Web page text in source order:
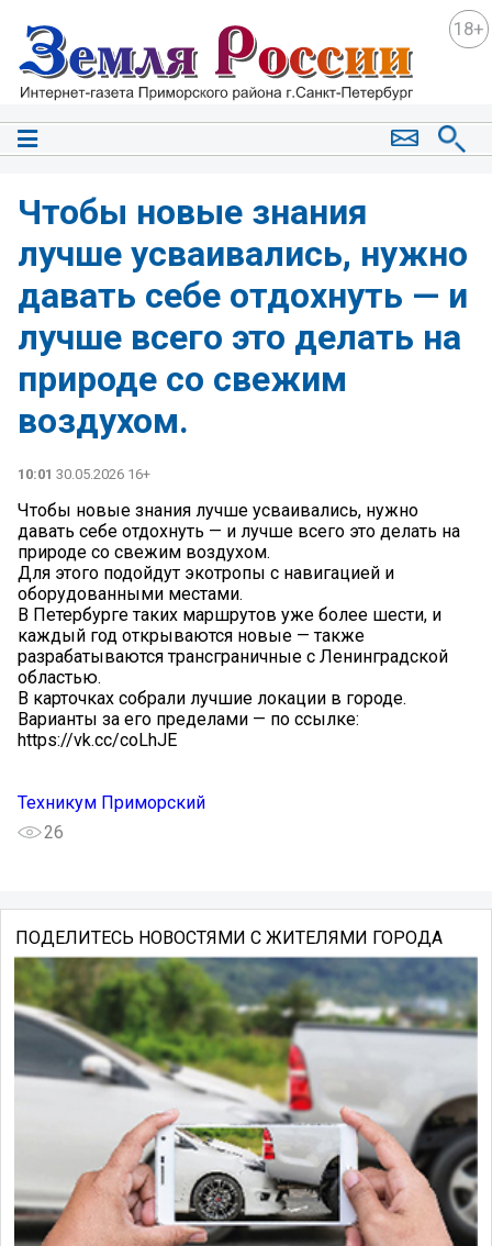
18+
Чтобы новые знания
лучше усваивались, нужно
давать себе отдохнуть — и
лучше всего это делать на
природе со свежим
воздухом.
10:01 30.05.2026 16+
Чтобы новые знания лучше усваивались, нужно
давать себе отдохнуть — и лучше всего это делать на
природе со свежим воздухом.
Для этого подойдут экотропы с навигацией и
оборудованными местами.
В Петербурге таких маршрутов уже более шести, и
каждый год открываются новые — также
разрабатываются трансграничные с Ленинградской
областью.
В карточках собрали лучшие локации в городе.
Варианты за его пределами — по ссылке:
https://vk.cc/coLhJE
Техникум Приморский
26
ПОДЕЛИТЕСЬ НОВОСТЯМИ С ЖИТЕЛЯМИ ГОРОДА